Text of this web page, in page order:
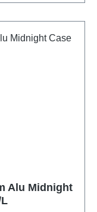
Alu Midnight